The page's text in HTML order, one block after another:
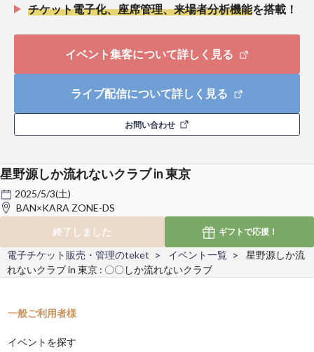
チケット電子化、座席管理、来場者分析機能を搭載！
イベント集客について詳しく見る
ライブ配信について詳しく見る
お問い合わせ
星野源しか流れないクラブ in 東京
2025/5/3(土)
BAN×KARA ZONE-DS
終了しました
ギフトで応援！
電子チケット販売・管理のteket イベント一覧
星野源しか流
れないクラブ in 東京 : 〇〇しか流れないクラブ
一般ご利用者様
イベントを探す